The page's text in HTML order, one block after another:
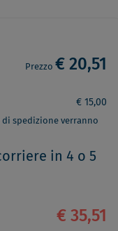
Prezzo € 20,51
€ 15,00
spedizione verranno
in 4 o 5
€ 35,51